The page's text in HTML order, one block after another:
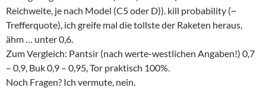
Reichweite, je nach Model (C5 oder D)). kill probability (~
Trefferquote), ich greife mal die tollste der Raketen heraus,
ähm … unter 0,6.
Zum Vergleich: Pantsir (nach werte-westlichen Angaben!) 0,7
– 0,9, Buk 0,9 – 0,95, Tor praktisch 100%.
Noch Fragen? Ich vermute, nein.